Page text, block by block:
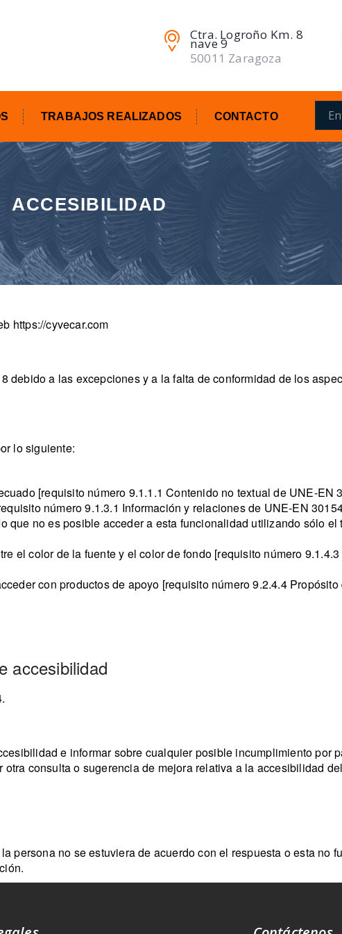
Ctra. Logroño Km. 8
nave 9
50011 Zaragoza
TRABAJOS REALIZADOS CONTACTO
ACCESIBILIDAD
https://cyvecar.com
debido a las excepciones y a la falta de conformidad de los
lo siguiente:
[requisito número 9.1.1.1 Contenido no textual de UNE-EN
número 9.1.3.1 Información y relaciones de UNE-EN
que no es posible acceder a esta funcionalidad utilizando sólo
el color de la fuente y el color de fondo [requisito número
con productos de apoyo [requisito número 9.2.4.4
accesibilidad
e informar sobre cualquier posible incumplimiento por
consulta o sugerencia de mejora relativa a la accesibilidad
persona no se estuviera de acuerdo con el respuesta o esta no